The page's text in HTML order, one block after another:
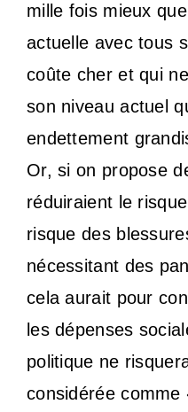
mille fois mieux
actuelle avec tous
coûte cher et qui
son niveau actuel
endettement
Or, si on propose
réduiraient le
risque des
nécessitant des
cela aurait pour
les dépenses
politique ne
considérée comme